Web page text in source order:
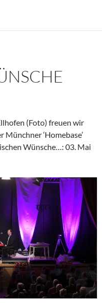
(Foto) freuen wir
‘Homebase’
Wünsche…: 03. Mai